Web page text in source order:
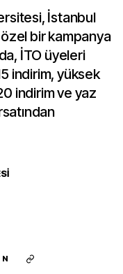
İstanbul
bir kampanya
İTO üyeleri
indirim, yüksek
indirim ve yaz
N